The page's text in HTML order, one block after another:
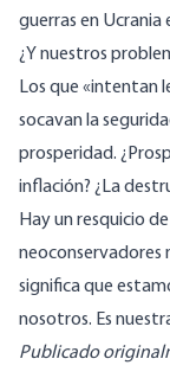
guerras en Ucrania
¿Y nuestros
Los que «intentan
socavan la
prosperidad.
inflación? ¿La
Hay un resquicio
neoconservadores
significa que
nosotros. Es
Publicado